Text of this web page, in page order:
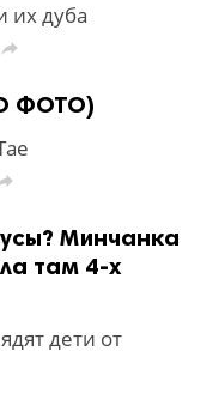
их дуба

ФОТО)
Минчанка
там 4-х
дети от